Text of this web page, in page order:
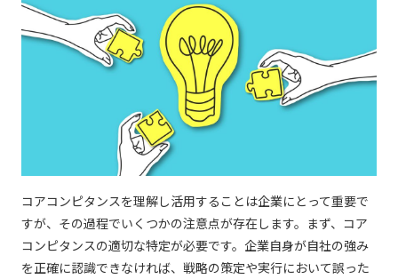
コアコンピタンスを理解し活用することは企業にとって重要で
すが、その過程でいくつかの注意点が存在します。まず、コア
コンピタンスの適切な特定が必要です。企業自身が自社の強み
を正確に認識できなければ、戦略の策定や実行において誤った